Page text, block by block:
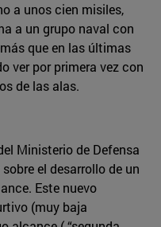
a unos cien misiles,
a un grupo naval con
que en las últimas
ver por primera vez con
de las alas.
Ministerio de Defensa
el desarrollo de un
Este nuevo
(muy baja